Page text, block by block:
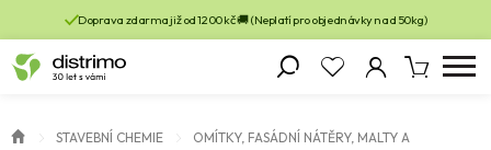
Doprava zdarma již od 1200 kč 🚚 (Neplatí pro objednávky nad 50kg)
STAVEBNÍ CHEMIE
OMÍTKY, FASÁDNÍ NÁTĚRY, MALTY A